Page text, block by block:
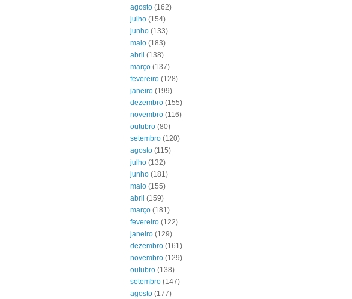
agosto (162)
julho (154)
junho (133)
maio (183)
abril (138)
março (137)
fevereiro (128)
janeiro (199)
dezembro (155)
novembro (116)
outubro (80)
setembro (120)
agosto (115)
julho (132)
junho (181)
maio (155)
abril (159)
março (181)
fevereiro (122)
janeiro (129)
dezembro (161)
novembro (129)
outubro (138)
setembro (147)
agosto (177)